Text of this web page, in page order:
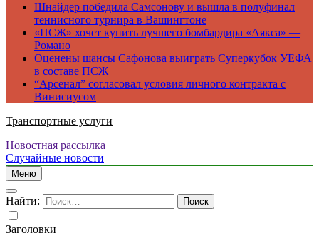
Шнайдер победила Самсонову и вышла в полуфинал
теннисного турнира в Вашингтоне
«ПСЖ» хочет купить лучшего бомбардира «Аякса» —
Романо
Оценены шансы Сафонова выиграть Суперкубок УЕФА
в составе ПСЖ
“Арсенал” согласовал условия личного контракта с
Винисиусом
Транспортные услуги
Новостная рассылка
Случайные новости
Меню
Найти:
Заголовки